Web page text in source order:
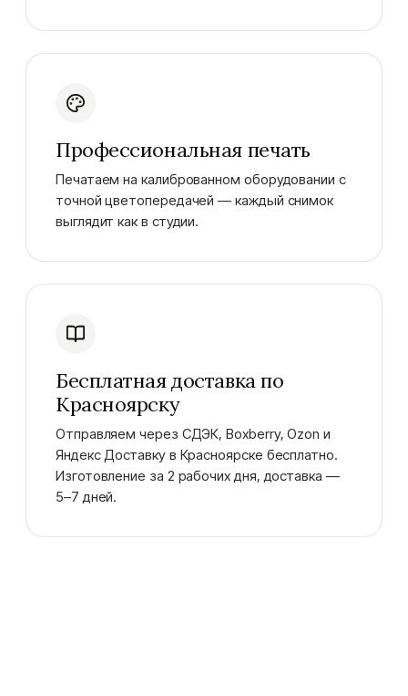
Профессиональная печать
Печатаем на калиброванном оборудовании с
точной цветопередачей — каждый снимок
выглядит как в студии.
Бесплатная доставка по
Красноярску
Отправляем через СДЭК, Boxberry, Ozon и
Яндекс Доставку в Красноярске бесплатно.
Изготовление за 2 рабочих дня, доставка —
5–7 дней.